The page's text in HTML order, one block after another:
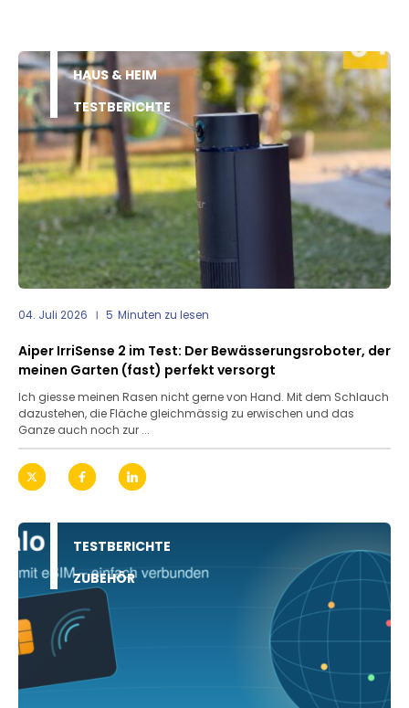
HAUS & HEIM
TESTBERICHTE
04. Juli 2026 5 Minuten zu lesen
Aiper IrriSense 2 im Test: Der Bewässerungsroboter, der
meinen Garten (fast) perfekt versorgt
Ich giesse meinen Rasen nicht gerne von Hand. Mit dem Schlauch
dazustehen, die Fläche gleichmässig zu erwischen und das
Ganze auch noch zur ...
TESTBERICHTE
ZUBEHÖR